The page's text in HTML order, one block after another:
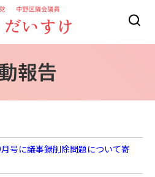
報告
号に議事録削除問題について寄